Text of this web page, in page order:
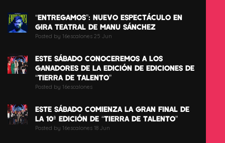
“ENTREGAMOS”: NUEVO ESPECTÁCULO EN
GIRA TEATRAL DE MANU SÁNCHEZ
Posted by 16escalones 25 Jun
ESTE SÁBADO CONOCEREMOS A LOS
GANADORES DE LA EDICIÓN DE EDICIONES DE
“TIERRA DE TALENTO”
Posted by 16escalones
ESTE SÁBADO COMIENZA LA GRAN FINAL DE
LA 10ª EDICIÓN DE “TIERRA DE TALENTO”
Posted by 16escalones 18 Jun